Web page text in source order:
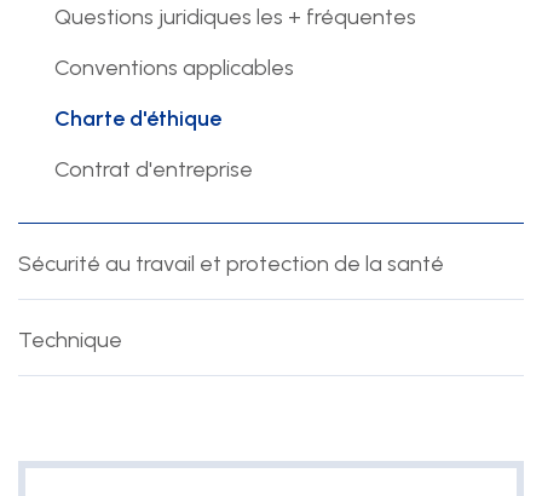
Questions juridiques les + fréquentes
Conventions applicables
Charte d'éthique
Contrat d'entreprise
Sécurité au travail et protection de la santé
Technique